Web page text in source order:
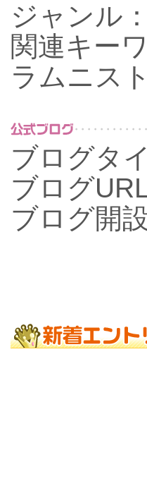
ジャンル：
関連キー
ラムニスト
ブログタ
ブログURL
ブログ開